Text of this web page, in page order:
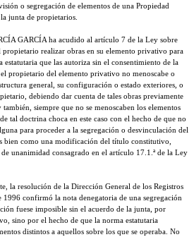
o segregación de elementos de una Propiedad
junta de propietarios.
GARCÍAha acudido al artículo 7 de la Ley sobre
realizar obras en su elemento privativo para
que las autoriza sin el consentimiento de la
propietario del elemento privativo no menoscabe o
general, su configuración o estado exteriores, o
debiendo dar cuenta de tales obras previamente
también, siempre que no se menoscaben los elementos
tal doctrina choca en este caso con el hecho de que no
para proceder a la segregación o desvinculación del
bien como una modificación del título constitutivo,
unanimidad consagrado en el artículo 17.1.ª de la Ley
la resolución de la Dirección General de los Registros
confirmó la nota denegatoria de una segregación
fuese imposible sin el acuerdo de la junta, por
sino por el hecho de que la norma estatutaria
distintos a aquellos sobre los que se operaba. No